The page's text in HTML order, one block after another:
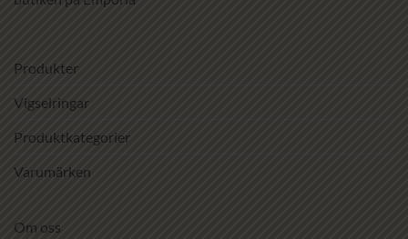
Produkter
Vigselringar
Produktkategorier
Varumärken
Om oss